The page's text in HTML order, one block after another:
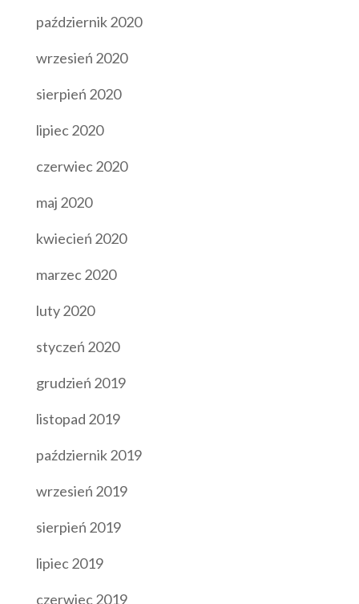
październik 2020
wrzesień 2020
sierpień 2020
lipiec 2020
czerwiec 2020
maj 2020
kwiecień 2020
marzec 2020
luty 2020
styczeń 2020
grudzień 2019
listopad 2019
październik 2019
wrzesień 2019
sierpień 2019
lipiec 2019
czerwiec 2019